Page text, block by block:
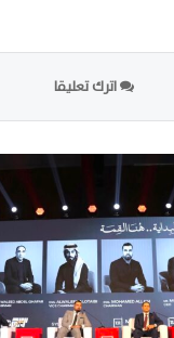
اترك تعليقا